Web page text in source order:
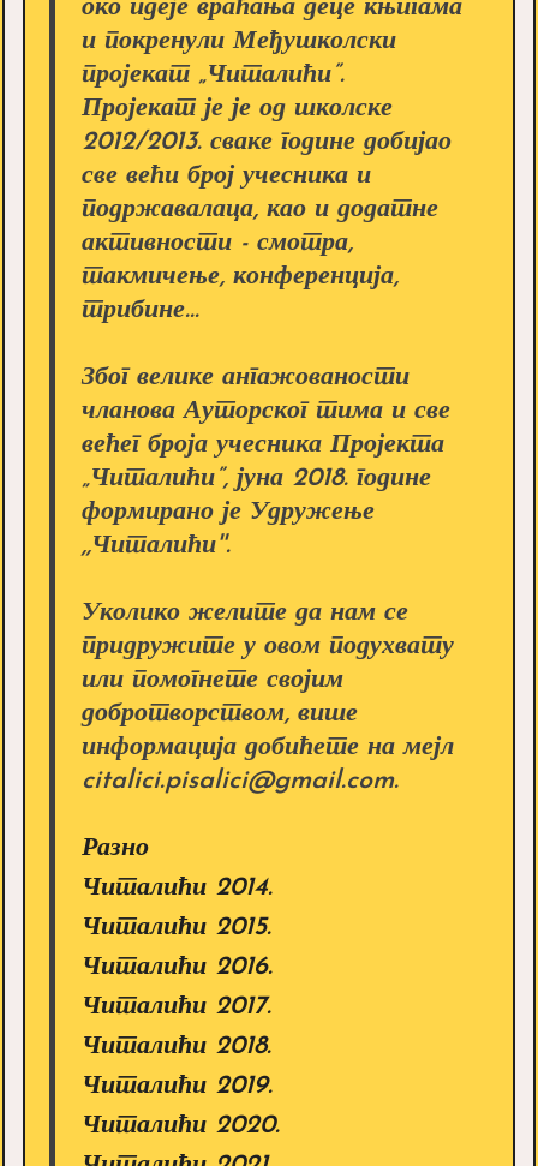
око идеје враћања деце књигама
и покренули Међушколски
пројекат „Читалићи”.
Пројекат је је од школске
2012/2013. сваке године добијао
све већи број учесника и
подржавалаца, као и додатне
активности - смотра,
такмичење, конференција,
трибине...
Због велике ангажованости
чланова Ауторског тима и све
већег броја учесника Пројекта
„Читалићи”, јуна 2018. године
формирано је Удружење
,,Читалићи''.
Уколико желите да нам се
придружите у овом подухвату
или помогнете својим
добротворством, више
информација добићете на мејл
citalici.pisalici@gmail.com.
Разно
Читалићи 2014.
Читалићи 2015.
Читалићи 2016.
Читалићи 2017.
Читалићи 2018.
Читалићи 2019.
Читалићи 2020.